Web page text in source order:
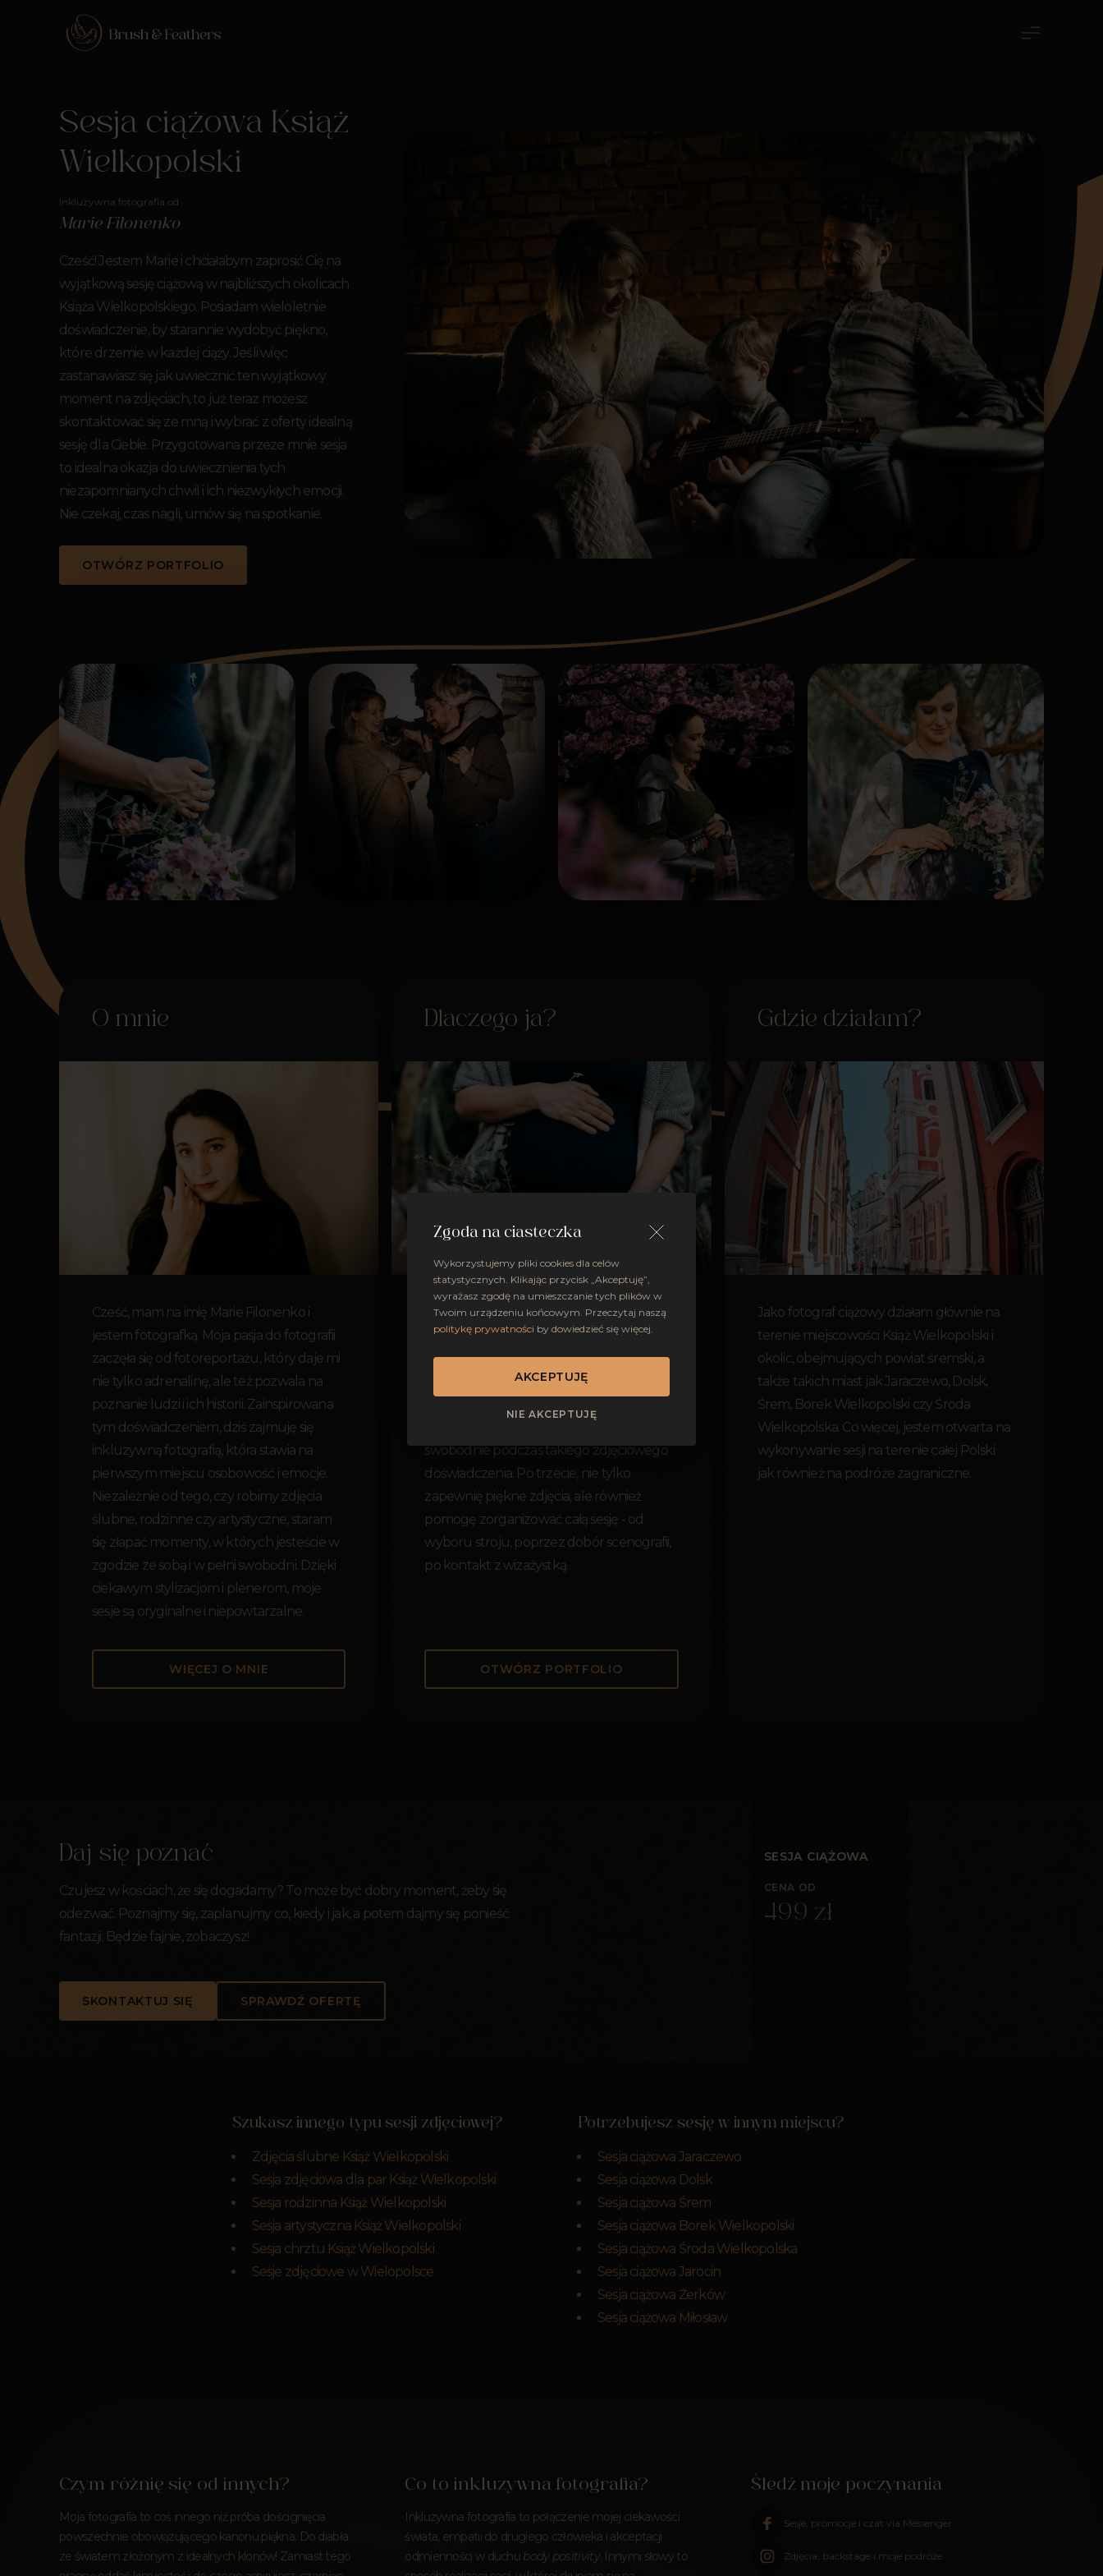
Sesja ciążowa Książ
Wielkopolski
Inkluzywna fotografia od
Marie Filonenko
Cześć! Jestem Marie i chciałabym zaprosić Cię na
wyjątkową sesję ciążową w najbliższych okolicach
Książa Wielkopolskiego. Posiadam wieloletnie
doświadczenie, by starannie wydobyć piękno,
które drzemie w każdej ciąży. Jeśli więc
zastanawiasz się jak uwiecznić ten wyjątkowy
moment na zdjęciach, to już teraz możesz
skontaktować się ze mną i wybrać z oferty idealną
sesję dla Ciebie. Przygotowana przeze mnie sesja
to idealna okazja do uwiecznienia tych
niezapomnianych chwil i ich niezwykłych emocji.
Nie czekaj, czas nagli, umów się na spotkanie.
OTWÓRZ PORTFOLIO
O mnie
Cześć, mam na imię Marie Filonenko i
jestem fotografką. Moja pasja do fotografii
zaczęła się od fotoreportażu, który daje mi
nie tylko adrenalinę, ale też pozwala na
poznanie ludzi i ich historii. Zainspirowana
tym doświadczeniem, dziś zajmuję się
inkluzywną fotografią, która stawia na
pierwszym miejscu osobowość i emocje.
Niezależnie od tego, czy robimy zdjęcia
ślubne, rodzinne czy artystyczne, staram
się złapać momenty, w których jesteście w
zgodzie ze sobą i w pełni swobodni. Dzięki
ciekawym stylizacjom i plenerom, moje
sesje są oryginalne i niepowtarzalne.
WIĘCEJ O MNIE
Dlaczego ja?
Po pierwsze, moje podejście do fotografii
skupia się na podkreśleniu piękna i
indywidualności każdej kobiety, co jest
szczególnie ważne podczas sesji ciążowej.
swobodnie podczas takiego zdjęciowego
doświadczenia. Po trzecie, nie tylko
zapewnię piękne zdjęcia, ale również
pomogę zorganizować całą sesję - od
wyboru stroju, poprzez dobór scenografii,
po kontakt z wizażystką.
OTWÓRZ PORTFOLIO
Gdzie działam?
Jako fotograf ciążowy działam głównie na
terenie miejscowości Książ Wielkopolski i
okolic, obejmujących powiat śremski, a
także takich miast jak Jaraczewo, Dolsk,
Śrem, Borek Wielkopolski czy Środa
Wielkopolska. Co więcej, jestem otwarta na
wykonywanie sesji na terenie całej Polski
jak również na podróże zagraniczne.
Daj się poznać
Czujesz w kościach, że się dogadamy? To może być dobry moment, żeby się
odezwać. Poznajmy się, zaplanujmy co, kiedy i jak, a potem dajmy się ponieść
fantazji. Będzie fajnie, zobaczysz!
SKONTAKTUJ SIĘ SPRAWDŹ OFERTĘ
SESJA CIĄŻOWA
CENA OD
499 zł
Szukasz innego typu sesji zdjęciowej?
Zdjęcia ślubne Książ Wielkopolski
Sesja zdjęciowa dla par Książ Wielkopolski
Sesja rodzinna Książ Wielkopolski
Sesja artystyczna Książ Wielkopolski
Sesja chrztu Książ Wielkopolski
Sesje zdjęciowe w Wielopolsce
Potrzebujesz sesję w innym miejscu?
Sesja ciążowa Jaraczewo
Sesja ciążowa Dolsk
Sesja ciążowa Śrem
Sesja ciążowa Borek Wielkopolski
Sesja ciążowa Środa Wielkopolska
Sesja ciążowa Jarocin
Sesja ciążowa Żerków
Sesja ciążowa Miłosław
Czym różnię się od innych?
Moja fotografia to coś innego niż próba doścignięcia
powszechnie obowiązującego kanonu piękna. Do diabła
ze światem złożonym z idealnych klonów! Zamiast tego
Co to inkluzywna fotografia?
Inkluzywna fotografia to połączenie mojej ciekawości
świata, empatii do drugiego człowieka i akceptacji
odmienności w duchu body positivity. Innymi słowy to
Śledź moje poczynania
Sesje, promocje i czat via Messenger
Zdjęcia, backstage i moje podróże
Zgoda na ciasteczka
Wykorzystujemy pliki cookies dla celów
statystycznych. Klikając przycisk „Akceptuję”,
wyrażasz zgodę na umieszczanie tych plików w
Twoim urządzeniu końcowym. Przeczytaj naszą
politykę prywatności by dowiedzieć się więcej.
AKCEPTUJĘ
NIE AKCEPTUJĘ